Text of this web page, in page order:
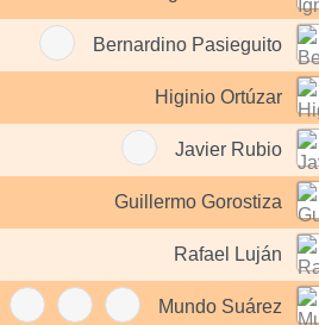
Bernardino Pasieguito
Higinio Ortúzar
Javier Rubio
Guillermo Gorostiza
Rafael Luján
Mundo Suárez